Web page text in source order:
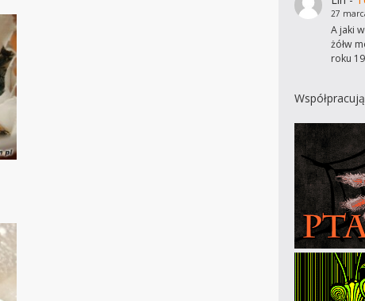
27
A jaki
żółw
roku